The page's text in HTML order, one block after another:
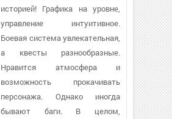
историей! Графика на уровне,
управление интуитивное.
Боевая система увлекательная,
а квесты разнообразные.
Нравится атмосфера и
возможность прокачивать
персонажа. Однако иногда
бывают баги. В целом,